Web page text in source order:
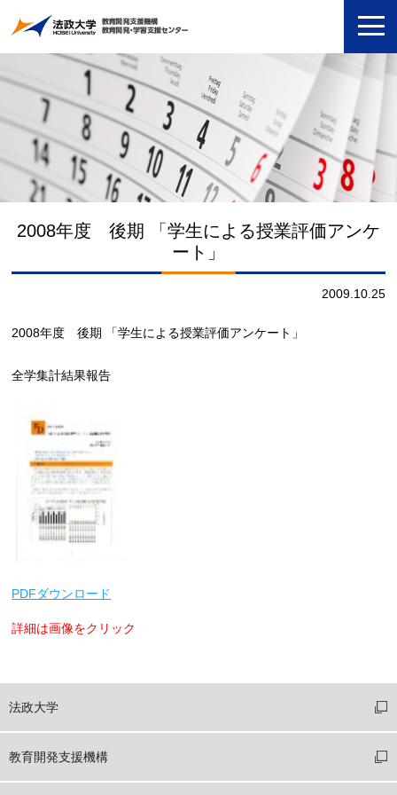
2008年度 後期 「学生による授業評価アンケ
ート」
2009.10.25
2008年度 後期 「学生による授業評価アンケート」
全学集計結果報告
PDFダウンロード
詳細は画像をクリック
法政大学
教育開発支援機構